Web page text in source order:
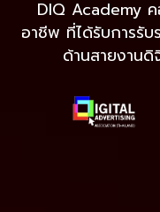
DIQ Academy
อาชีพ ที่ได้รับการรั
ด้านสายงานดิ